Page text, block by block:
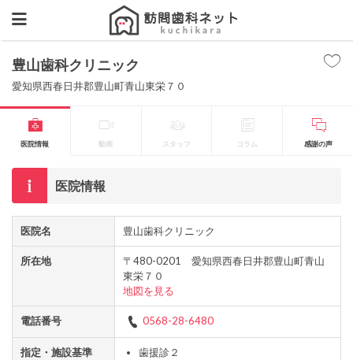
豊山歯科クリニック
愛知県西春日井郡豊山町青山東栄７０
医院情報 動画 スタッフ コラム 感謝の声
医院情報
医院名 豊山歯科クリニック
所在地
〒480-0201 愛知県西春日井郡豊山町青山
東栄７０
地図を見る
電話番号 0568-28-6480
指定・施設基準
歯援診２